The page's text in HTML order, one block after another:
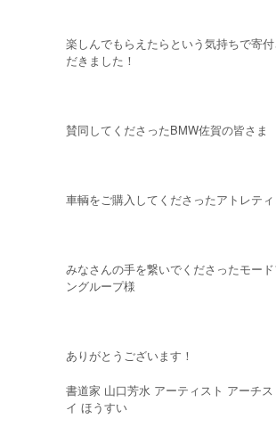
楽しんでもらえたらという気持ちで寄
だきました！
賛同してくださったBMW佐賀の皆さま
車輌をご購入してくださったアトレテ
みなさんの手を繋いでくださったモー
ングループ様
ありがとうございます！
書道家 山口芳水 アーティスト アーチ
イ ほうすい